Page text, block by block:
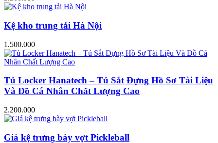
Kệ kho trung tải Hà Nội
1.500.000
Tủ Locker Hanatech – Tủ Sắt Đựng Hồ Sơ Tài Liệu
Và Đồ Cá Nhân Chất Lượng Cao
2.200.000
Giá kệ trưng bày vợt Pickleball